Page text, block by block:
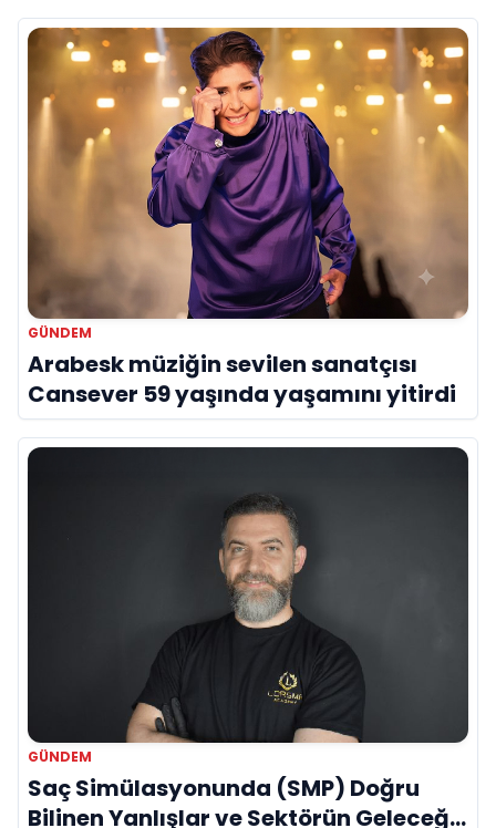
GÜNDEM
Arabesk müziğin sevilen sanatçısı
Cansever 59 yaşında yaşamını yitirdi
GÜNDEM
Saç Simülasyonunda (SMP) Doğru
Bilinen Yanlışlar ve Sektörün Geleceği: